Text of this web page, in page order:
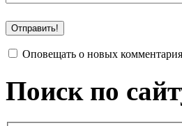
Оповещать о новых
Поиск по